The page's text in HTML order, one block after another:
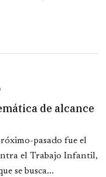
de alcance
pasado fue el
el Trabajo Infantil,
se busca...